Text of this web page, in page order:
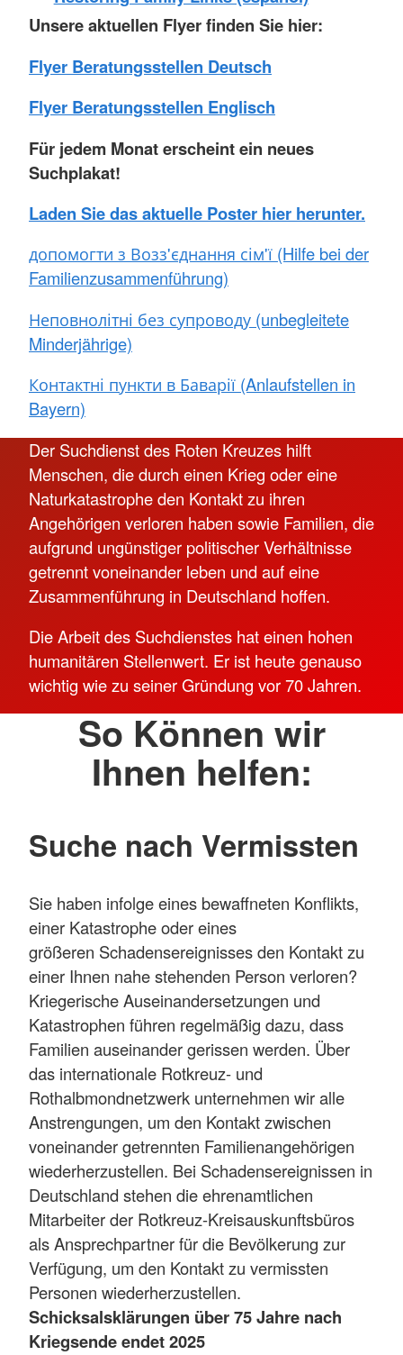
Unsere aktuellen Flyer finden Sie hier:
Flyer Beratungsstellen Deutsch
Flyer Beratungsstellen Englisch
Für jedem Monat erscheint ein neues
Suchplakat!
Laden Sie das aktuelle Poster hier herunter.
допомогти з Возз'єднання сім'ї (Hilfe bei der
Familienzusammenführung)
Неповнолітні без супроводу (unbegleitete
Minderjährige)
Контактні пункти в Баварії (Anlaufstellen in
Bayern)
Der Suchdienst des Roten Kreuzes hilft
Menschen, die durch einen Krieg oder eine
Naturkatastrophe den Kontakt zu ihren
Angehörigen verloren haben sowie Familien, die
aufgrund ungünstiger politischer Verhältnisse
getrennt voneinander leben und auf eine
Zusammenführung in Deutschland hoffen.
Die Arbeit des Suchdienstes hat einen hohen
humanitären Stellenwert. Er ist heute genauso
wichtig wie zu seiner Gründung vor 70 Jahren.
So Können wir
Ihnen helfen:
Suche nach Vermissten
Sie haben infolge eines bewaffneten Konflikts,
einer Katastrophe oder eines
größeren Schadensereignisses den Kontakt zu
einer Ihnen nahe stehenden Person verloren?
Kriegerische Auseinandersetzungen und
Katastrophen führen regelmäßig dazu, dass
Familien auseinander gerissen werden. Über
das internationale Rotkreuz- und
Rothalbmondnetzwerk unternehmen wir alle
Anstrengungen, um den Kontakt zwischen
voneinander getrennten Familienangehörigen
wiederherzustellen. Bei Schadensereignissen in
Deutschland stehen die ehrenamtlichen
Mitarbeiter der Rotkreuz-Kreisauskunftsbüros
als Ansprechpartner für die Bevölkerung zur
Verfügung, um den Kontakt zu vermissten
Personen wiederherzustellen.
Schicksalsklärungen über 75 Jahre nach
Kriegsende endet 2025